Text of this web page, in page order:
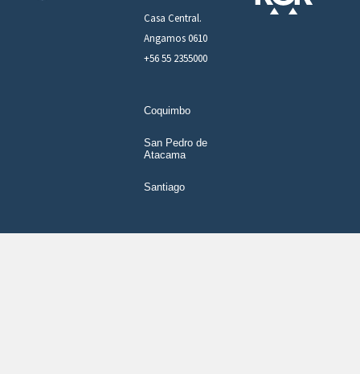
Coquimbo
San Pedro de
Atacama
Santiago
Casa Central.
Angamos 0610
+56 55 2355000